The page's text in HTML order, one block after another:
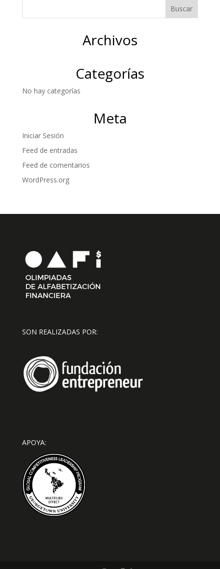
Archivos
Categorías
No hay categorías
Meta
Iniciar Sesión
Feed de entradas
Feed de comentarios
WordPress.org
SON REALIZADAS POR:
APOYA: